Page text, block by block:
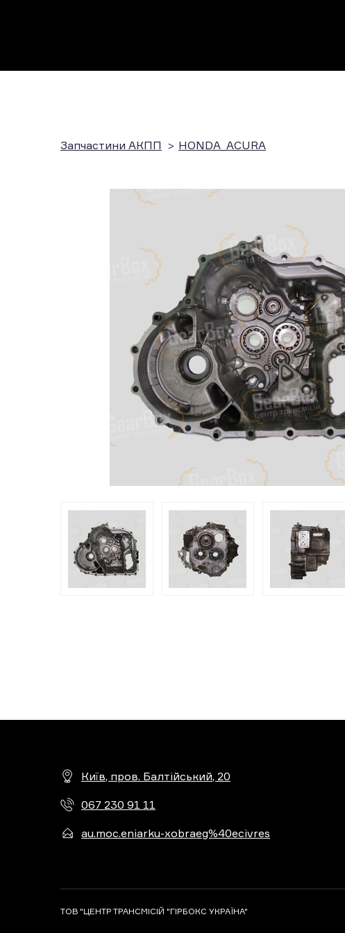
Запчастини АКПП HONDA_ACURA
Київ, пров. Балтійський, 20
067 230 91 11
au.moc.eniarku-xobraeg%40ecivres
ТОВ "ЦЕНТР ТРАНСМІСІЙ "ГІРБОКС УКРАЇНА"